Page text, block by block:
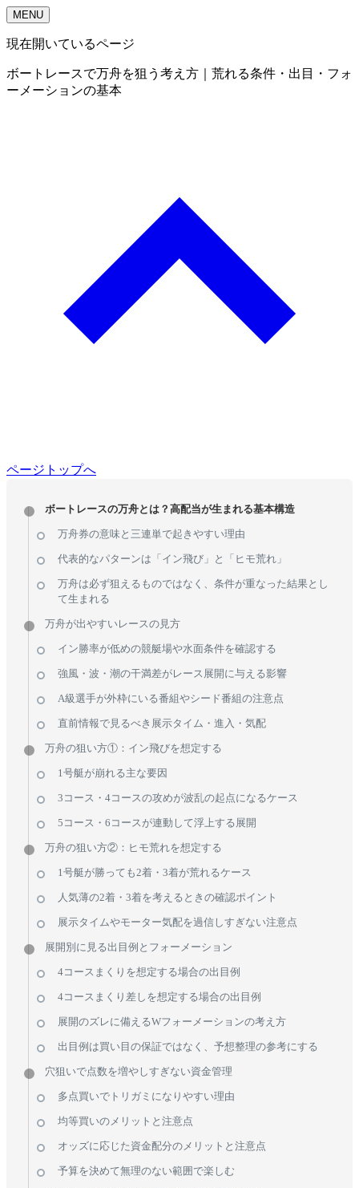
MENU
現在開いているページ
ボートレースで万舟を狙う考え方｜荒れる条件・出目・フォ
ーメーションの基本
ページトップへ
ボートレースの万舟とは？高配当が生まれる基本構造
万舟券の意味と三連単で起きやすい理由
代表的なパターンは「イン飛び」と「ヒモ荒れ」
万舟は必ず狙えるものではなく、条件が重なった結果とし
て生まれる
万舟が出やすいレースの見方
イン勝率が低めの競艇場や水面条件を確認する
強風・波・潮の干満差がレース展開に与える影響
A級選手が外枠にいる番組やシード番組の注意点
直前情報で見るべき展示タイム・進入・気配
万舟の狙い方①：イン飛びを想定する
1号艇が崩れる主な要因
3コース・4コースの攻めが波乱の起点になるケース
5コース・6コースが連動して浮上する展開
万舟の狙い方②：ヒモ荒れを想定する
1号艇が勝っても2着・3着が荒れるケース
人気薄の2着・3着を考えるときの確認ポイント
展示タイムやモーター気配を過信しすぎない注意点
展開別に見る出目例とフォーメーション
4コースまくりを想定する場合の出目例
4コースまくり差しを想定する場合の出目例
展開のズレに備えるWフォーメーションの考え方
出目例は買い目の保証ではなく、予想整理の参考にする
穴狙いで点数を増やしすぎない資金管理
多点買いでトリガミになりやすい理由
均等買いのメリットと注意点
オッズに応じた資金配分のメリットと注意点
予算を決めて無理のない範囲で楽しむ